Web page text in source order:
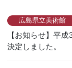
広島県立美術館
【お知らせ】平
決定しました。